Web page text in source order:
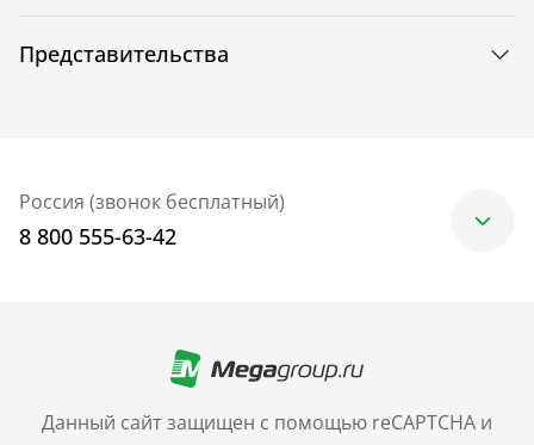
Данный сайт защищен с помощью reCAPTCHA и
Представительства
Россия (звонок бесплатный)
8 800 555-63-42
+7 (499) 705-30-10
Санкт-Петербург